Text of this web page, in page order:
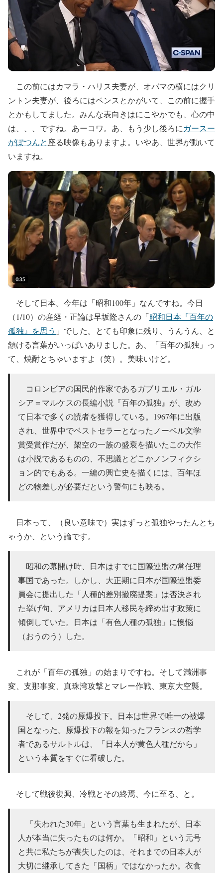
この前にはカマラ・ハリス夫妻が、オバマの横にはクリ
ントン夫妻が、後ろにはペンスとかがいて、この前に握手
とかもしてました。みんな表向きはにこやかでも、心の中
は、、、ですね。あーコワ。あ、もう少し後ろにガースー
がぽつんと座る映像もありますよ。いやあ、世界が動いて
いますね。
そして日本。今年は「昭和100年」なんですね。今日
（1/10）の産経・正論は早坂隆さんの「昭和日本『百年の
孤独』を思う 」でした。とても印象に残り、うんうん、と
頷ける言葉がいっぱいありました。あ、「百年の孤独」っ
て、焼酎とちゃいますよ（笑）。美味いけど。
コロンビアの国民的作家であるガブリエル・ガル
シア＝マルケスの長編小説『百年の孤独』が、改め
て日本で多くの読者を獲得している。1967年に出版
され、世界中でベストセラーとなったノーベル文学
賞受賞作だが、架空の一族の盛衰を描いたこの大作
は小説であるものの、不思議とどこかノンフィクシ
ョン的でもある。一編の興亡史を描くには、百年ほ
どの物差しが必要だという警句にも映る。
日本って、（良い意味で）実はずっと孤独やったんとち
ゃうか、という論です。
昭和の幕開け時、日本はすでに国際連盟の常任理
事国であった。しかし、大正期に日本が国際連盟委
員会に提出した「人種的差別撤廃提案」は否決され
た挙げ句、アメリカは日本人移民を締め出す政策に
傾倒していた。日本は「有色人種の孤独」に懊悩
（おうのう）した。
これが「百年の孤独」の始まりですね。そして満洲事
変、支那事変、真珠湾攻撃とマレー作戦、東京大空襲。
そして、2発の原爆投下。日本は世界で唯一の被爆
国となった。原爆投下の報を知ったフランスの哲学
者であるサルトルは、「日本人が黄色人種だから」
という本質をすぐに看破した。
そして戦後復興、冷戦とその終焉、今に至る、と。
「失われた30年」という言葉も生まれたが、日本
人が本当に失ったものは何か。「昭和」という元号
と共に私たちが喪失したのは、それまでの日本人が
大切に継承してきた「国柄」ではなかったか。衣食